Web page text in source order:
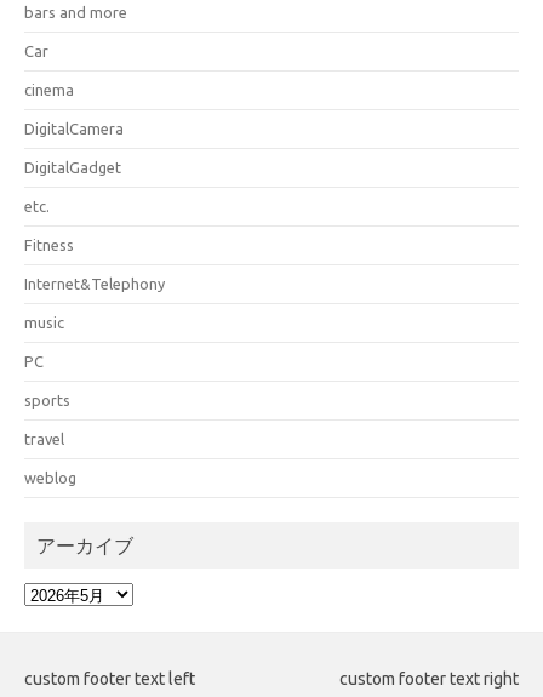
bars and more
Car
cinema
DigitalCamera
DigitalGadget
etc.
Fitness
Internet&Telephony
music
PC
sports
travel
weblog
アーカイブ
ア
ブ
custom footer text left custom footer text right